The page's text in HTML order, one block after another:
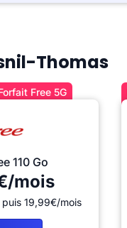
Thomas
Free 5G
110 Go
mois
19,99€/mois